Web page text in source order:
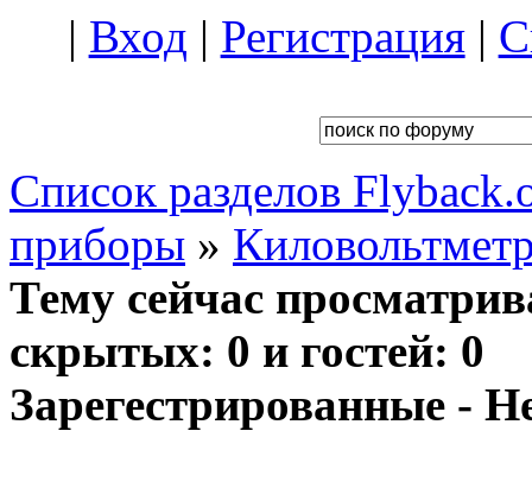
| Вход | Регистрация|
Список разделов
приборы »
Тему сейчас
скрытых: 0 и гостей: 0
Зарегестрированные -